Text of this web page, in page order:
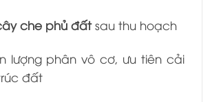
che phủ đấtsau thu hoạch
lượng phân vô cơ, ưu tiên cải
đất